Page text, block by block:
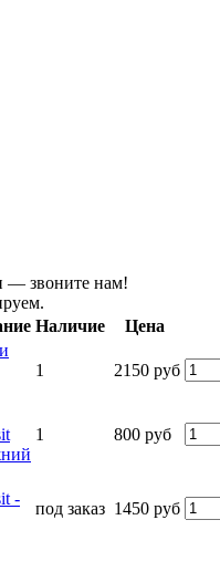
— звоните нам!
Наличие Цена
1 2150 руб
1 800 руб
-
под заказ 1450 руб